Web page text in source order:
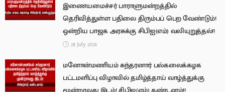
இணையமைச்சர் பாராளுமன்றத்தில்
தெரிவித்துள்ள பதிலை திரும்பப் பெற வேண்டும்!
ஒன்றிய பாஜக அரசுக்கு சிபிஐ(எம்) வலியுறுத்தல்!!
28 July 2026
மனோன்மணியம் சுந்தரனார் பல்கலைக்கழக
பட்டமளிப்பு விழாவில் தமிழ்த்தாய் வாழ்த்துக்கு